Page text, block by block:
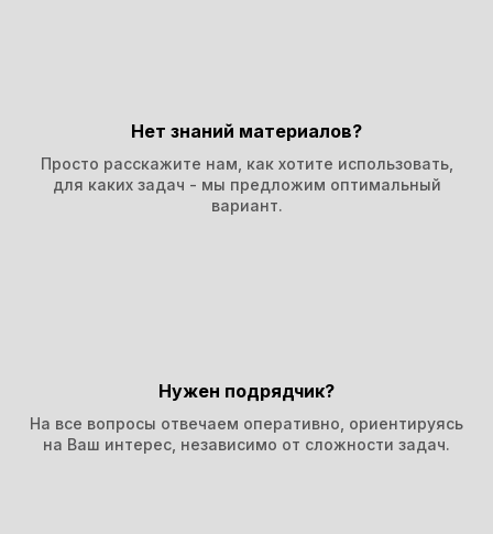
Нет знаний материалов?
Просто расскажите нам, как хотите использовать,
для каких задач - мы предложим оптимальный
вариант.
Нужен подрядчик?
На все вопросы отвечаем оперативно, ориентируясь
на Ваш интерес, независимо от сложности задач.